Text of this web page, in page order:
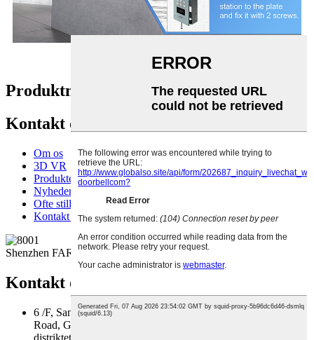
Produktmærker
Kontakt os
Om os
3D VR
Produkter
Nyheder
Ofte stillede spørgsmål
Kontakt os
Shenzhen FARHD Tech Co., Ltd.
Kontakt os
6 /F, Sanhe Videnskabs- og Teknologipark, nr. 1, Sanhe
Road, Gaofeng Community, Dalang Street, Longhua-
distriktet, Shenzhen City, Guangdong-provinsen, Kina